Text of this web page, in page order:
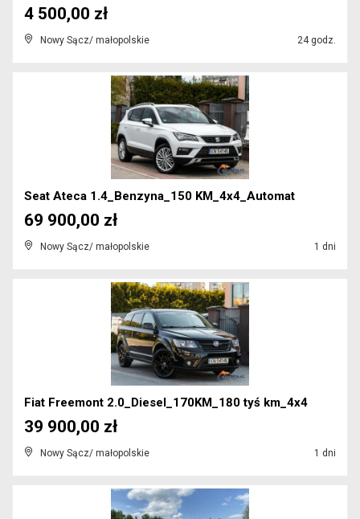
Nowy Sącz/ małopolskie 24 godz.
4 500,00 zł
Seat Ateca 1.4_Benzyna_150 KM_4x4_Automat
Nowy Sącz/ małopolskie 1 dni
69 900,00 zł
Fiat Freemont 2.0_Diesel_170KM_180 tyś km_4x4
Nowy Sącz/ małopolskie 1 dni
39 900,00 zł